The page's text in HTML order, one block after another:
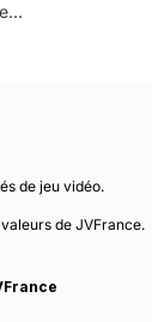
de jeu vidéo.
de JVFrance.